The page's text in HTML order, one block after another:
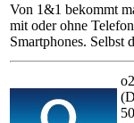
Von 1&1 bekommt
mit oder ohne
Smartphones. Selbst